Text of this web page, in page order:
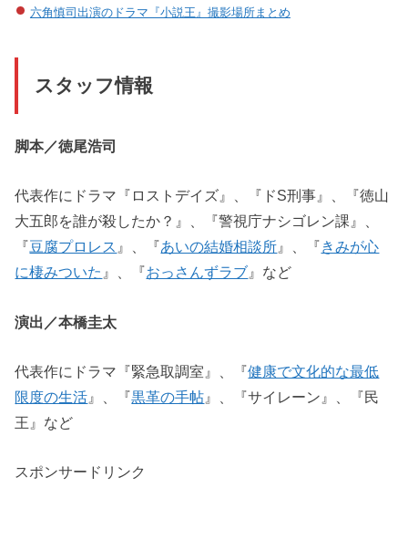
六角慎司出演のドラマ『小説王』撮影場所まとめ
スタッフ情報
脚本／徳尾浩司
代表作にドラマ『ロストデイズ』、『ドS刑事』、『徳山
大五郎を誰が殺したか？』、『警視庁ナシゴレン課』、
『豆腐プロレス 』、『あいの結婚相談所 』、『きみが心
に棲みついた 』、『おっさんずラブ 』など
演出／本橋圭太
代表作にドラマ『緊急取調室』、『健康で文化的な最低
限度の生活 』、『黒革の手帖 』、『サイレーン』、『民
王』など
スポンサードリンク